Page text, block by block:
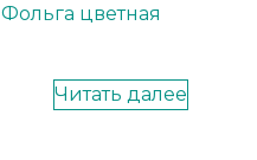
Фольга цветная
Читать далее